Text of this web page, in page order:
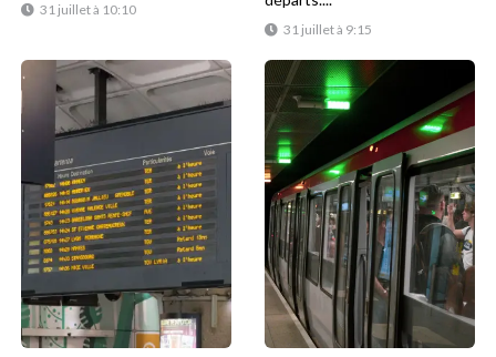
31 juillet à 10:10
31 juillet à 9:15